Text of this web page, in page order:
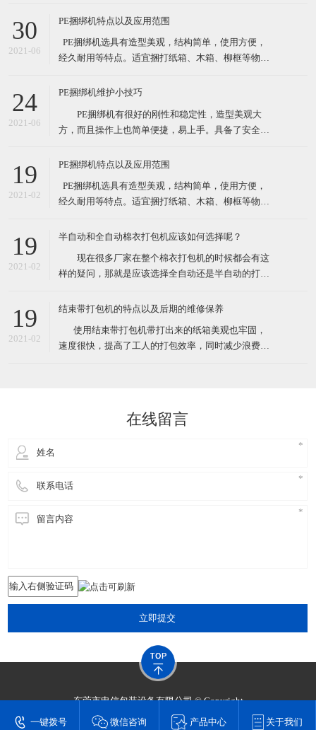
板） 通过自动照片眼（自动装置）开始循环；按按钮
30mm*150mm) 3种捆扎带松紧级别设置 结束带捆
30
2021-06
PE捆绑机特点以及应用范围
​ PE捆绑机选具有造型美观，结构简单，使用方便，
经久耐用等特点。适宜捆打纸箱、木箱、柳框等物
其体积小巧、维修起来比较简易，故广泛适用于流动
捆包机的电熔粘合效果，又可解决带钳的铁扣机捆
24
2021-06
PE捆绑机维护小技巧
PE捆绑机有很好的刚性和稳定性，造型美观大
方，而且操作上也简单便捷，易上手。具备了安全性
开始使用PE捆绑机的厂家对了PE捆绑机赞口不绝，认
约了人力运输费。 PE捆绑机广泛用于用于食品、
医药、五金、化工
19
2021-02
PE捆绑机特点以及应用范围
​ PE捆绑机选具有造型美观，结构简单，使用方便，
经久耐用等特点。适宜捆打纸箱、木箱、柳框等物
其体积小巧、维修起来比较简易，故广泛适用于流动
捆包机的电熔粘合效果，又可解决带钳的铁扣机捆
19
2021-02
半自动和全自动棉衣打包机应该如何选择呢？
现在很多厂家在整个棉衣打包机的时候都会有这
样的疑问，那就是应该选择全自动还是半自动的打包
接选择全自动的，很有可能由于衣物的形状不是十分
另外的朋友觉得如果不选择全自动的打包机的话，很
有可能最后会造成比较严重
19
2021-02
结束带打包机的特点以及后期的维修保养
​ 使用结束带打包机带打出来的纸箱美观也牢固，
速度很快，提高了工人的打包效率，同时减少浪费，
在线留言
立即提交
东莞市申信包装设备有限公司 © Copyright
东莞网站建设​
一键拨号 微信咨询 产品中心 关于我们